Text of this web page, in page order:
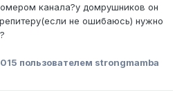
канала?у домрушников он
не ошибаюсь) нужно
пользователем strongmamba